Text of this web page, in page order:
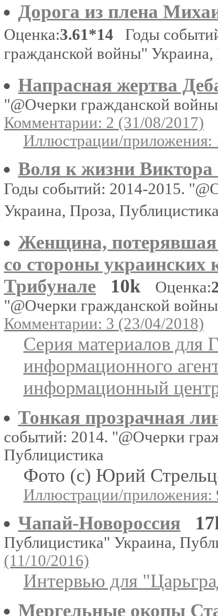
Дорога из плена
Оценка:3.61*14 Годы
гражданской войны"
Напрасная жертва
"@Очерки гражданской
Комментарии: 2 (31/08/2017)
Иллюстрации/приложения:
Воля к жизни Виктора
Годы событий: 2014-2015.
Украина, Проза,
Женщина, потерявшая
со стороны украинских
Трибунале
10k Оценка:
"@Очерки гражданской
Комментарии: 3 (23/04/2018)
Серия материалов для
информационного
информационный
Тонкая прозрачная
событий: 2014. "@Очерки
Публицистика
Фото (с) Юрий
Иллюстрации/приложения:
Чапай-Новороссия
Публицистика" Украина,
(11/10/2016)
Интервью для
Мергельные окопы